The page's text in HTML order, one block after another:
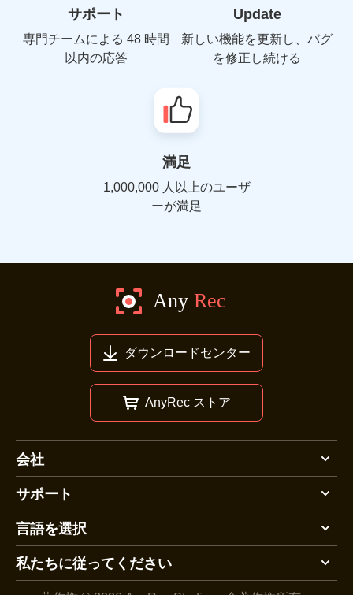
サポート
専門チームによる 48 時間
以内の応答
Update
新しい機能を更新し、バグ
を修正し続ける
満足
1,000,000 人以上のユーザ
ーが満足
ダウンロードセンター
AnyRec ストア
会社
サポート
言語を選択
私たちに従ってください